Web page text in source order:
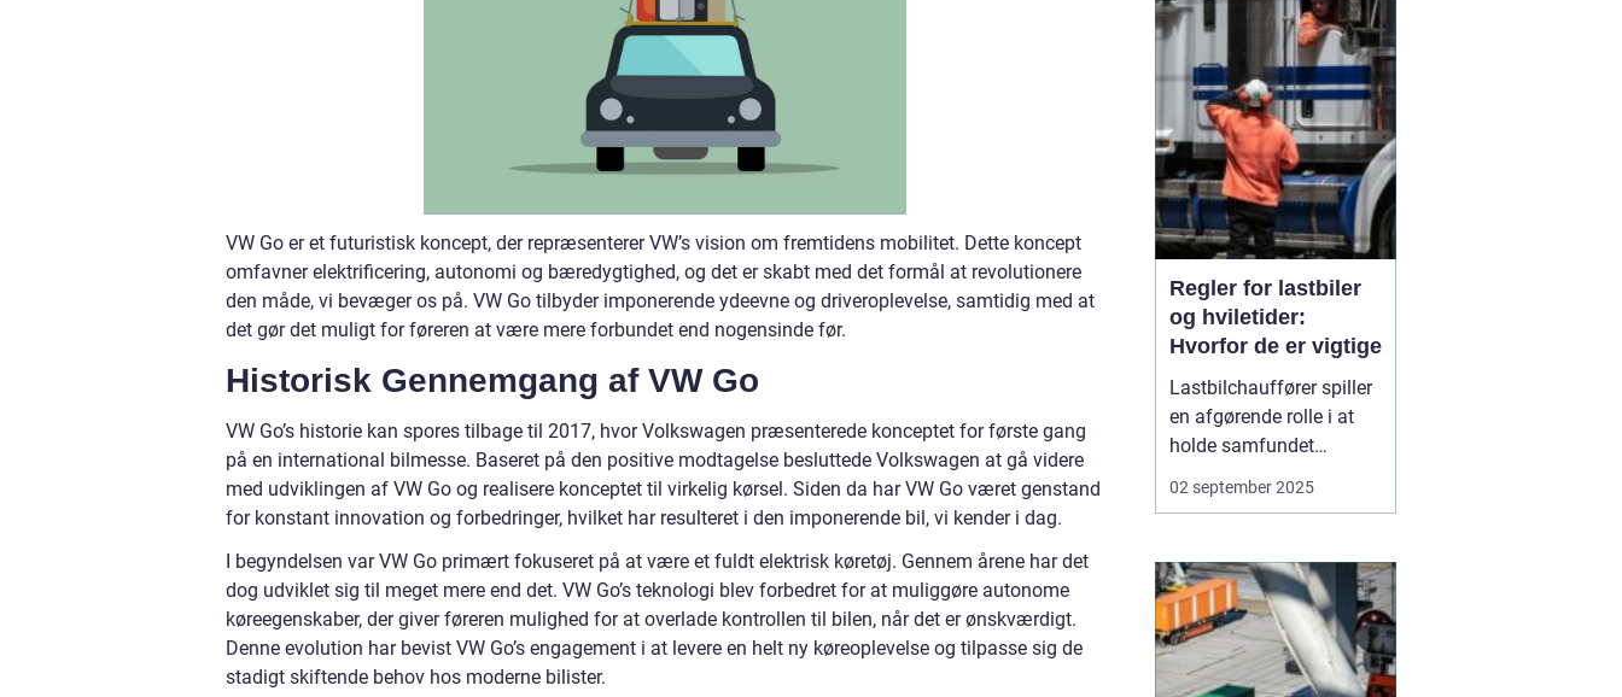
VW Go er et futuristisk koncept, der repræsenterer VW’s vision om fremtidens mobilitet. Dette koncept
omfavner elektrificering, autonomi og bæredygtighed, og det er skabt med det formål at revolutionere
den måde, vi bevæger os på. VW Go tilbyder imponerende ydeevne og driveroplevelse, samtidig med at
det gør det muligt for føreren at være mere forbundet end nogensinde før.
Historisk Gennemgang af VW Go
VW Go’s historie kan spores tilbage til 2017, hvor Volkswagen præsenterede konceptet for første gang
på en international bilmesse. Baseret på den positive modtagelse besluttede Volkswagen at gå videre
med udviklingen af VW Go og realisere konceptet til virkelig kørsel. Siden da har VW Go været genstand
for konstant innovation og forbedringer, hvilket har resulteret i den imponerende bil, vi kender i dag.
I begyndelsen var VW Go primært fokuseret på at være et fuldt elektrisk køretøj. Gennem årene har det
dog udviklet sig til meget mere end det. VW Go’s teknologi blev forbedret for at muliggøre autonome
køreegenskaber, der giver føreren mulighed for at overlade kontrollen til bilen, når det er ønskværdigt.
Denne evolution har bevist VW Go’s engagement i at levere en helt ny køreoplevelse og tilpasse sig de
stadigt skiftende behov hos moderne bilister.
du at skifte til el eller vil
du opgradere din
nuværend...
Regler for lastbiler
og hviletider:
Hvorfor de er vigtige
Lastbilchauffører spiller
en afgørende rolle i at
holde samfundet
kørende. De sørger for, at
dagligvarer,
medicin når frem til
tiden. Men lange
arbejdsdage bag rattet
kan være fysisk og
menta...
02 september 2025